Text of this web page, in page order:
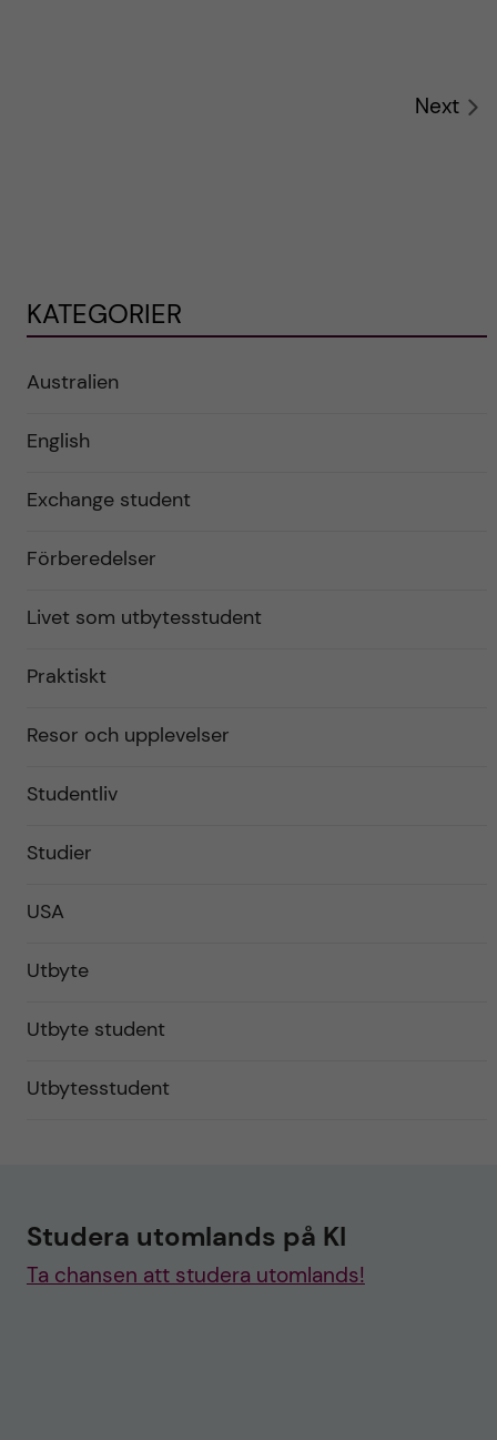
Next
KATEGORIER
Australien
English
Exchange student
Förberedelser
Livet som utbytesstudent
Praktiskt
Resor och upplevelser
Studentliv
Studier
USA
Utbyte
Utbyte student
Utbytesstudent
Studera utomlands på KI
Ta chansen att studera utomlands!